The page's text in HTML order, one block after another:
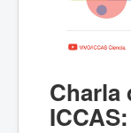
Charla